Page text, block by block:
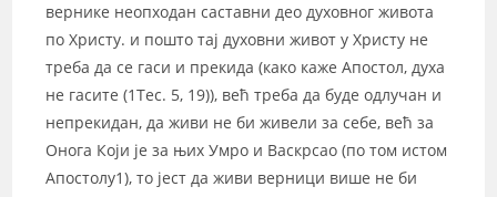
вернике неопходан саставни део духовног живота
по Христу. и пошто тај духовни живот у Христу не
треба да се гаси и прекида (како каже Апостол, духа
не гасите (1Тес. 5, 19)), већ треба да буде одлучан и
непрекидан, да живи не би живели за себе, већ за
Онога Који је за њих Умро и Васкрсао (по том истом
Апостолу1), то јест да живи верници више не би